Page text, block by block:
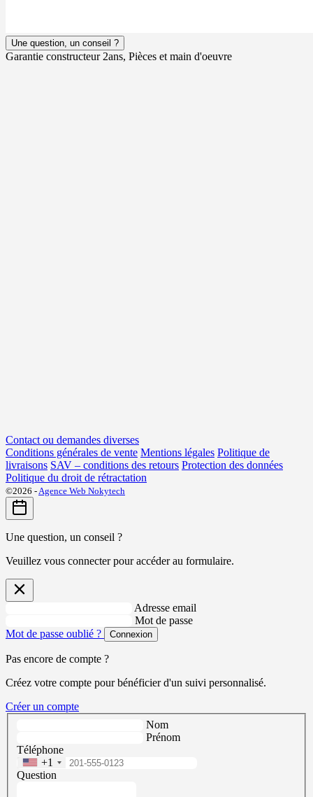
Une question, un conseil ?
Garantie constructeur 2ans, Pièces et main d'oeuvre
Contact ou demandes diverses
Conditions générales de vente Mentions légales Politique de
livraisons SAV – conditions des retours Protection des données
Politique du droit de rétractation
©2026 -Agence Web Nokytech
Une question, un conseil ?
Veuillez vous connecter pour accéder au formulaire.
Adresse email
Mot de passe
Mot de passe oublié ?
Connexion
Pas encore de compte ?
Créez votre compte pour bénéficier d'un suivi personnalisé.
Créer un compte
Nom
Prénom
Téléphone
+1
Question